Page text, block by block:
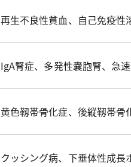
再生不良性貧血、自己免疫
IgA腎症、多発性嚢胞腎、急
黄色靱帯骨化症、後縦靱帯
クッシング病、下垂体性成